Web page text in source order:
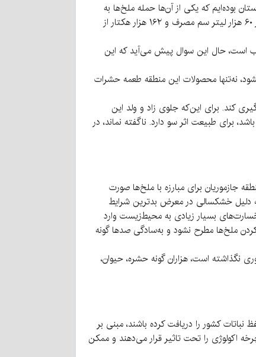
شاهد هشت مخاطره طبیعی در استان بوده‌ایم که یکی از آن‌ها حمله ملخ‌ها به
شهرستان‌های جنوبی و شرقی استان بوده است. به گفته مجید سعیدی، در این شهرستان‌ها برای مبارزه با آفت ملخ صحرایی بیش از ۶۰ هزار لیتر سم مصرف و ۱۶۲ هزار هکتار از
علی الخصوص جنوب است، حال این سوال پیش می‌آید که این
نه‌تنها محصولات این منطقه طعمه حشرات
کند. برای این‌که جلوی زاد و ولد این
برای طبیعت اثر سو دارد. ناگفته نماند، در
جازموریان برای مبارزه با ملخ‌ها صورت
دلیل خشکسالی در معرض بدترین شرایط
بسیار زیادی به محیط‌زیست وارد
ملخ‌ها مطرح نشود و به‌سادگی صدها گونه
نگذاشته است، هزاران گونه حشره، حیوان،
کشور را دریافت کرده باشند، مبنی بر
اکولوژی را تحت تاثیر قرار می‌دهند و ممکن